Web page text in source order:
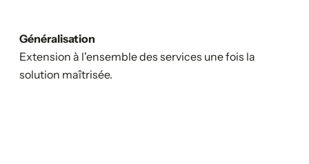
Généralisation
Extension à l'ensemble des services une fois la
solution maîtrisée.